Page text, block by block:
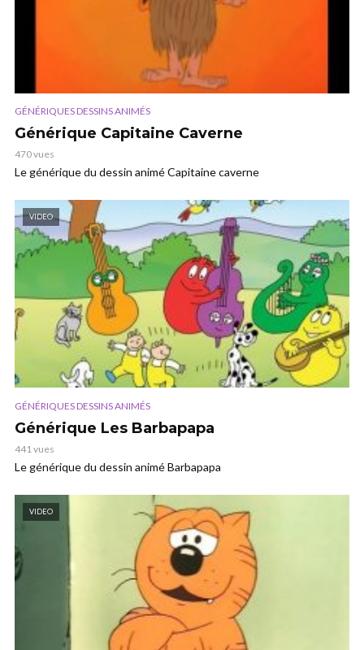
GÉNÉRIQUES DESSINS ANIMÉS
Générique Capitaine Caverne
470 vues
Le générique du dessin animé Capitaine caverne
VIDEO
GÉNÉRIQUES DESSINS ANIMÉS
Générique Les Barbapapa
441 vues
Le générique du dessin animé Barbapapa
VIDEO